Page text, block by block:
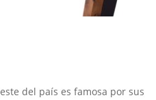
del país es famosa por sus